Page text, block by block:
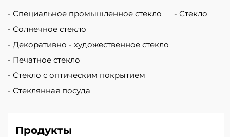
Специальное промышленное стекло
Стекло
Солнечное стекло
Декоративно - художественное стекло
Печатное стекло
Стекло с оптическим покрытием
Стеклянная посуда
Продукты